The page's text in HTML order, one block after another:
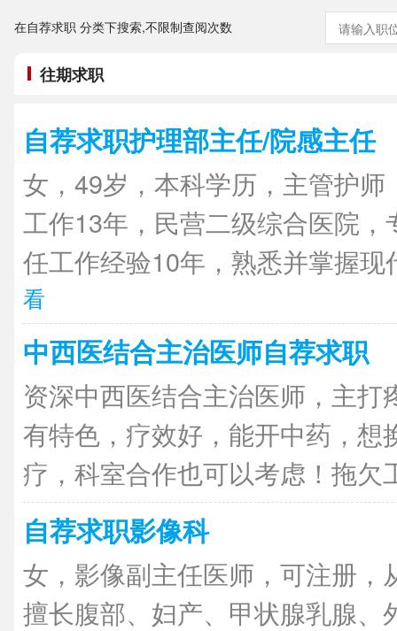
在自荐求职 分类下搜索,不限制查阅次数
往期求职
自荐求职护理部主任/院感主任
女，49岁，本科学历，主管护
工作13年，民营二级综合医院
任工作经验10年，熟悉并掌握
看
中西医结合主治医师自荐求职
资深中西医结合主治医师，主打
有特色，疗效好，能开中药，想
疗，科室合作也可以考虑！拖欠
自荐求职影像科
女，影像副主任医师，可注册，
擅长腹部、妇产、甲状腺乳腺、